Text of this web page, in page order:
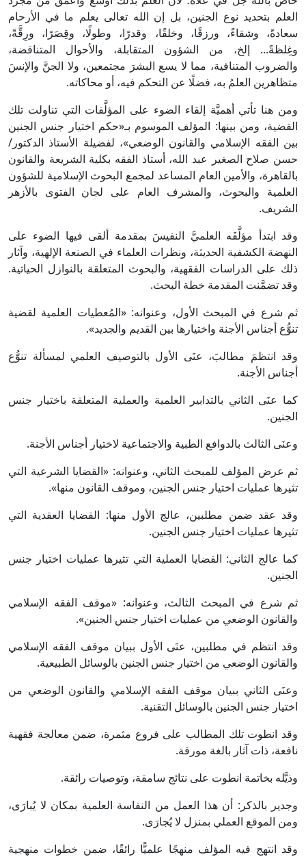
العلم بتحديد نوع الجنين، بل إن الله تعالى يعلم ما في الأرحام
سعادةً، وشقاءً، ورزقًا، وخلقًا، وقدرًا، وطولًا، وقِصَرًا، ورِقَّةً،
وغِلظةً... إلخ، من الشؤون المتقابلة، والأحوال المتناقضة،
والضروب المتنافية، مما لا يسع البشرَ مجتمعين، ولا الجنَّ والإنسَ
متظاهرين العلمُ به، فضلًا عن التحكم فيه، أو محاكاته.
ومن هنا تأتي أهميَّة إلقاء الضوء على المؤلَّفات التي تناولت تلك
القضية، ومن بينها: المؤلف الموسوم بـ«حكم اختيار جنس الجنين
بين الفقه الإسلامي والقانون الوضعي»، لفضيلة الأستاذ الدكتور/
حسن صلاح الصغير عبد الله، أستاذ الفقه بكلية الشريعة والقانون
بالقاهرة، والأمين العام المساعد لمجمع البحوث الإسلامية للشؤون
العلمية والبحوث، والمشرف العام على لجان الفتوى بالأزهر
الشريف.
وقد ابتدأ مؤلَّفَه العلميَّ النفيسَ بمقدمة ألقى فيها الضوء على
النهضة الكشفية الحديثة، ونظرات العلماء في الصنعة الإلهية، وآثار
ذلك على الدراسات الفقهية، والبحوث المتعلقة بالنوازل الحياتية.
وقد تضمَّنت المقدمة خطة البحث.
ثم شرع في المبحث الأول، وعنوانه: «المُعطيات العلمية لقضية
تنوُّع أجناس الأجنة واختيارها بين القديم والجديد».
وقد انتظمَ مطالبَ، عنَى الأول بالتوصيف العلمي لمسألة تنوُّع
أجناس الأجنة.
كما عنَى الثاني بالتدابير العلمية والعملية المتعلقة باختيار جنس
الجنين.
وعنَى الثالث بالدوافع الطبية والاجتماعية لاختيار أجناس الأجنة.
ثم عرض المؤلف للمبحث الثاني، وعنوانه: «القضايا الشرعية التي
تثيرها عمليات اختيار جنس الجنين، وموقف القانون منها».
وقد عقد ضمن مطلبين، عالج الأول منها: القضايا العقدية التي
تثيرها عمليات اختيار جنس الجنين.
كما عالج الثاني: القضايا العملية التي تثيرها عمليات اختيار جنس
الجنين.
ثم شرع في المبحث الثالث، وعنوانه: «موقف الفقه الإسلامي
والقانون الوضعي من عمليات اختيار جنس الجنين».
وقد انتظم في مطلبين، عنَى الأول ببيان موقف الفقه الإسلامي
والقانون الوضعي من اختيار جنس الجنين بالوسائل الطبيعية.
وعنَى الثاني ببيان موقف الفقه الإسلامي والقانون الوضعي من
اختيار جنس الجنين بالوسائل التقنية.
وقد انطوت تلك المطالب على فروع مثمرة، ضمن معالجة فقهية
نافعة، ذات آثار بالغة مورقة.
وذيَّله بخاتمة انطوت على نتائج سامقة، وتوصيات رائقة.
وجدير بالذكر: أن هذا العمل من النفاسة العلمية بمكان لا يُبارَى،
ومن الموقع العملي بمنزل لا يُجارَى.
وقد انتهج فيه المؤلف منهجًا علميًّا رائقًا، ضمن خطوات منهجية